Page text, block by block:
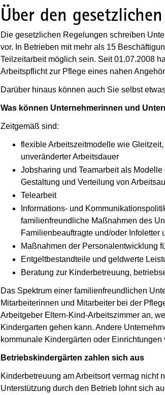
Über den
Die gesetzlichen Regelungen schreiben
vor. In Betrieben mit mehr als 15
Teilzeitarbeit möglich sein. Seit 01.07.2008
Arbeitspflicht zur Pflege eines nahen
Darüber hinaus können auch Sie selbst
Was können Unternehmerinnen und
Zeitgemäß sind:
flexible Arbeitszeitmodelle wie
unveränderter Arbeitsdauer
Jobsharing und Teamarbeit als
Gestaltung und Verteilung von
Telearbeit
Informations- und
familienfreundliche Maßnahmen des
Familienbeauftragte und/oder Infoletter
Maßnahmen der Personalentwicklung
Entgeltbestandteile und geldwerte
Beratung zur Kinderbetreuung,
Das Spektrum einer familienfreundlichen
Mitarbeiterinnen und Mitarbeiter bei der
Arbeitgeber Eltern-Kind-Arbeitszimmer an,
Kindergarten gehen kann. Andere
kommunale Kindergärten oder
Betriebskindergärten zahlen sich aus
Kinderbetreuung am Arbeitsort vermag nicht
Unterstützung durch den Betrieb lohnt sich